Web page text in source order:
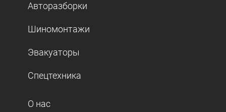
Авторазборки
Шиномонтажи
Эвакуаторы
Спецтехника
О нас